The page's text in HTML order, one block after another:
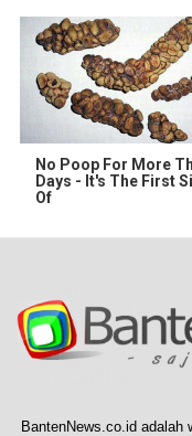
No Poop For More
Days - It's The First
Of
BantenNews.co.id adalah